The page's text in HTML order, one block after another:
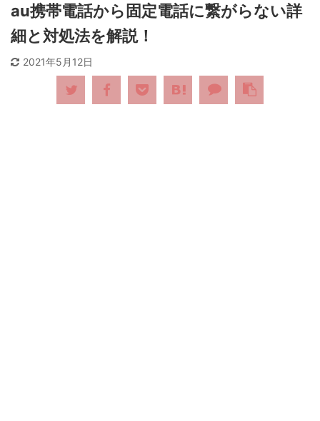
au携帯電話から固定電話に繋がらない詳
細と対処法を解説！
2021年5月12日